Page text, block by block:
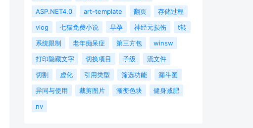
ASP.NET4.0
art-template 翻页
存储过程
vlog
七猫免费小说 早孕 神经元损伤
t转
系统限制
老年痴呆症 第三方包
winsw
打印隐藏文字
切换项目 子级
流文件
切割
虚化 引用类型 筛选功能
漏斗图
异同与使用
裁剪图片 渐变色块
健身减肥
nv